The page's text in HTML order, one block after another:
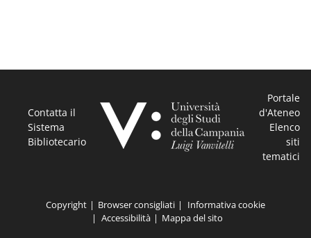
Contatta il
Sistema
Bibliotecario
Portale
d'Ateneo
Elenco
siti
tematici
Copyright Browser consigliati
Informativa cookie
Accessibilità
Mappa del sito